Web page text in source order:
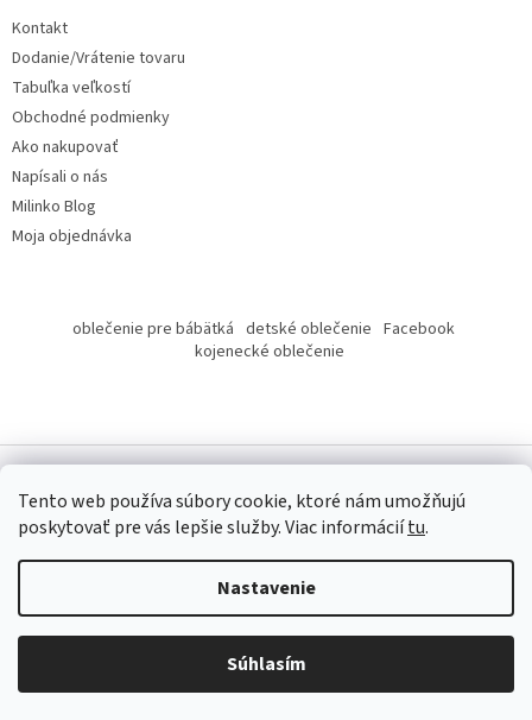
Tento web používa súbory cookie, ktoré nám umožňujú
poskytovať pre vás lepšie služby.Viac informáciítu.
Nastavenie
Súhlasím
Kontakt
Dodanie/Vrátenie tovaru
Tabuľka veľkostí
Obchodné podmienky
Ako nakupovať
Napísali o nás
Milinko Blog
Moja objednávka
oblečenie pre bábätká detské oblečenie Facebook
kojenecké oblečenie
Copyright 2026Milinko oblečenie. Všetky práva vyhradené.